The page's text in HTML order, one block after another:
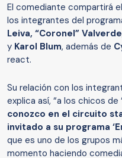
El comediante compartirá
los integrantes del
Leiva, “Coronel”
y Karol Blum, además de
react.
Su relación con los
explica así, “a los chicos de
conozco en el circuito
invitado a su programa
que es uno de los grupos
momento haciendo